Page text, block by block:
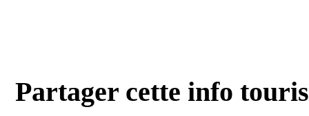
Partager cette info